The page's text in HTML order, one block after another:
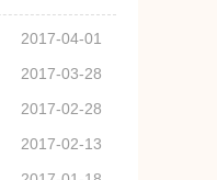
2017-04-01
2017-03-28
2017-02-28
2017-02-13